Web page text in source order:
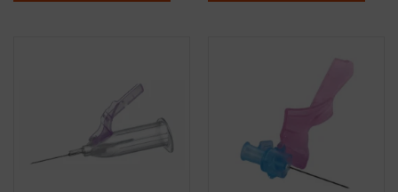
tuotteen
valinnat
tuotteen